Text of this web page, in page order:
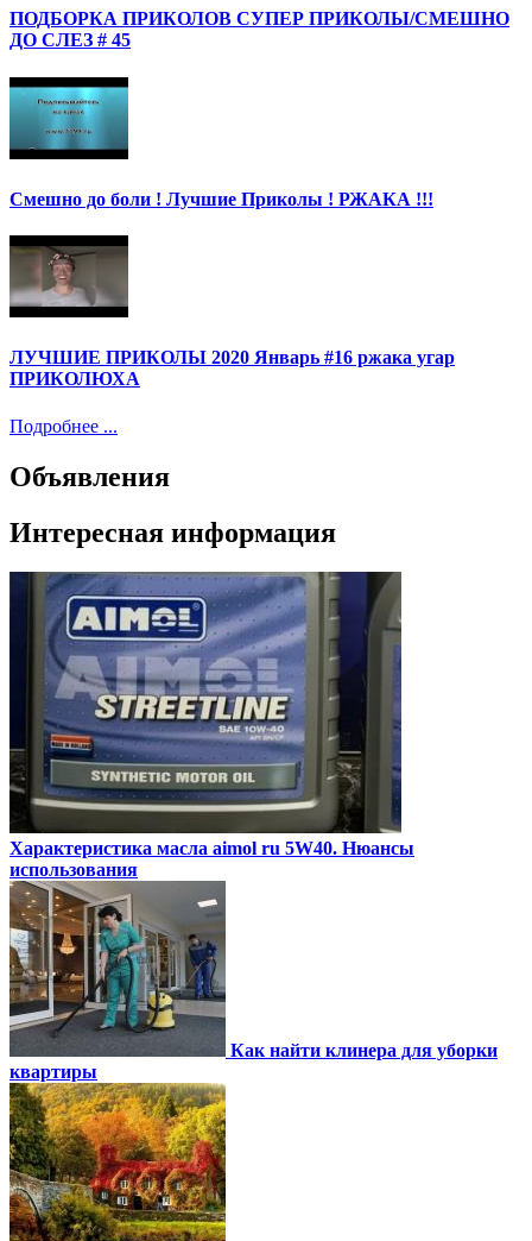
ПОДБОРКА ПРИКОЛОВ СУПЕР ПРИКОЛЫ/СМЕШНО
ДО СЛЕЗ # 45
Смешно до боли ! Лучшие Приколы ! РЖАКА !!!
ЛУЧШИЕ ПРИКОЛЫ 2020 Январь #16 ржака угар
ПРИКОЛЮХА
Подробнее ...
Объявления
Интересная информация
Характеристика масла aimol ru 5W40. Нюансы
использования
Как найти клинера для уборки
квартиры